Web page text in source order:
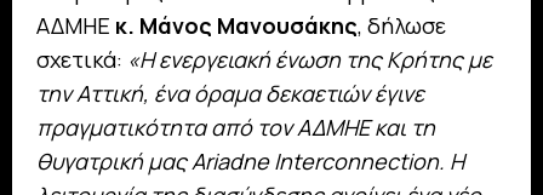
ΑΔΜΗΕ κ. Μάνος Μανουσάκης, δήλωσε
σχετικά: «Η ενεργειακή ένωση της Κρήτης με
την Αττική, ένα όραμα δεκαετιών έγινε
πραγματικότητα από τον ΑΔΜΗΕ και τη
θυγατρική μας Ariadne Interconnection. Η